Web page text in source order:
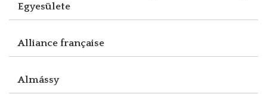
Egyesülete
Alliance française
Almássy